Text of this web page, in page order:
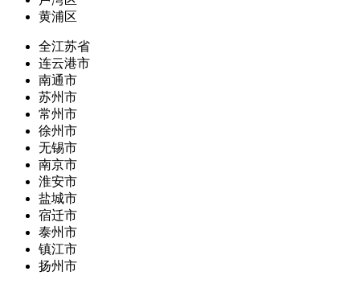
黄浦区
全江苏省
连云港市
南通市
苏州市
常州市
徐州市
无锡市
南京市
淮安市
盐城市
宿迁市
泰州市
镇江市
扬州市